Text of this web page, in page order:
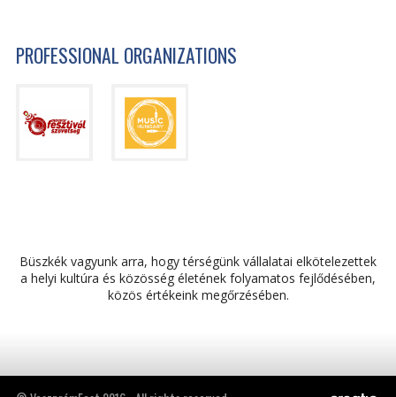
PROFESSIONAL ORGANIZATIONS
Büszkék vagyunk arra, hogy térségünk vállalatai elkötelezettek
a helyi kultúra és közösség életének folyamatos fejlődésében,
közös értékeink megőrzésében.